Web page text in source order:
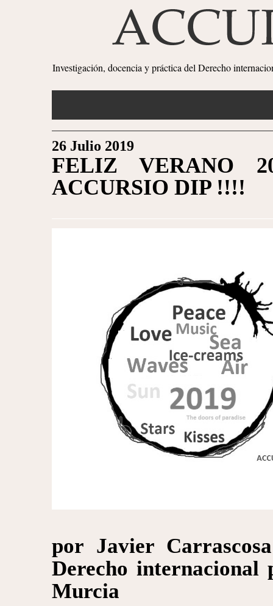
Investigación, docencia y práctica del Derecho
26 Julio 2019
FELIZ VERANO
ACCURSIO DIP !!!!
por Javier
Derecho internacional
Murcia